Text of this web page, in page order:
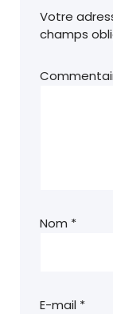
Votre
champs
Nom *
E-mail *